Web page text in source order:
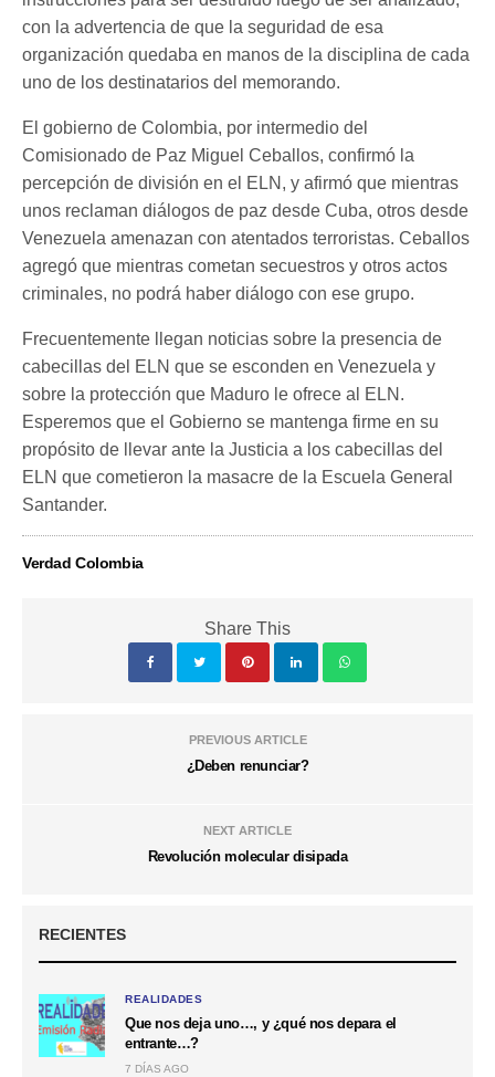
con la advertencia de que la seguridad de esa
organización quedaba en manos de la disciplina de cada
uno de los destinatarios del memorando.
El gobierno de Colombia, por intermedio del
Comisionado de Paz Miguel Ceballos, confirmó la
percepción de división en el ELN, y afirmó que mientras
unos reclaman diálogos de paz desde Cuba, otros desde
Venezuela amenazan con atentados terroristas. Ceballos
agregó que mientras cometan secuestros y otros actos
criminales, no podrá haber diálogo con ese grupo.
Frecuentemente llegan noticias sobre la presencia de
cabecillas del ELN que se esconden en Venezuela y
sobre la protección que Maduro le ofrece al ELN.
Esperemos que el Gobierno se mantenga firme en su
propósito de llevar ante la Justicia a los cabecillas del
ELN que cometieron la masacre de la Escuela General
Santander.
Verdad Colombia
Share This
PREVIOUS ARTICLE
¿Deben renunciar?
NEXT ARTICLE
Revolución molecular disipada
RECIENTES
REALIDADES
Que nos deja uno…, y ¿qué nos depara el
entrante…?
7 DÍAS AGO